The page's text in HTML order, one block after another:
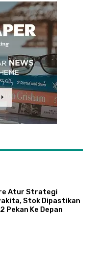
Atur Strategi
Stok Dipastikan
Pekan Ke Depan